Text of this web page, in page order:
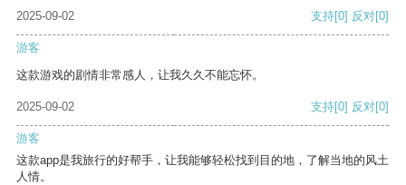
2025-09-02 支持[0] 反对[0]
游客
这款游戏的剧情非常感人，让我久久不能忘怀。
2025-09-02 支持[0] 反对[0]
游客
这款app是我旅行的好帮手，让我能够轻松找到目的地，了解当地的风土
人情。